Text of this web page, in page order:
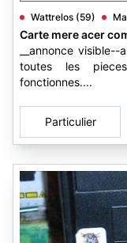
Wattrelos (59)
Carte mere acer
__annonce
toutes les
fonctionnes....
Particulier